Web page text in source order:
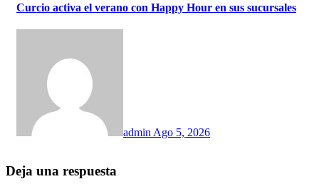
Curcio activa el verano con Happy Hour en sus sucursales
admin Ago 5, 2026
Deja una respuesta